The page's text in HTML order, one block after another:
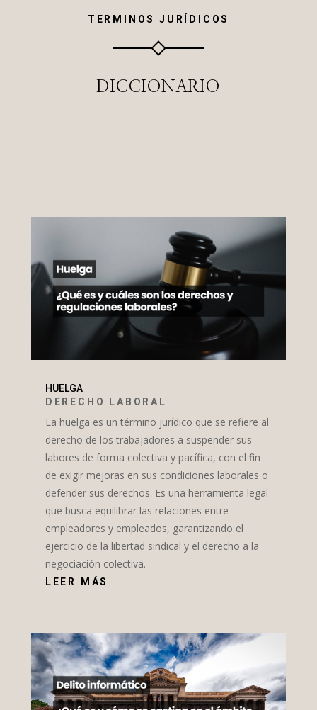
TERMINOS JURÍDICOS
DICCIONARIO
HUELGA
DERECHO LABORAL
La huelga es un término jurídico que se refiere al
derecho de los trabajadores a suspender sus
labores de forma colectiva y pacífica, con el fin
de exigir mejoras en sus condiciones laborales o
defender sus derechos. Es una herramienta legal
que busca equilibrar las relaciones entre
empleadores y empleados, garantizando el
ejercicio de la libertad sindical y el derecho a la
negociación colectiva.
LEER MÁS